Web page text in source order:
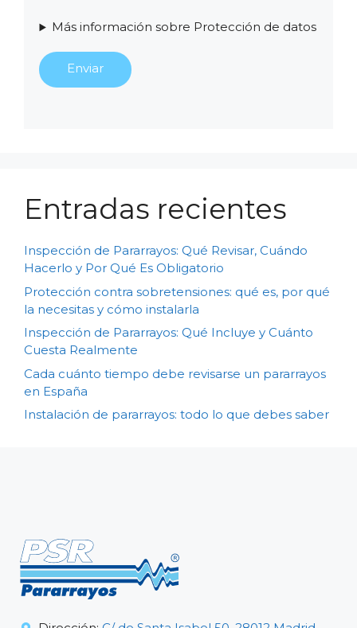
Más información sobre Protección de datos
Entradas recientes
Inspección de Pararrayos: Qué Revisar, Cuándo
Hacerlo y Por Qué Es Obligatorio
Protección contra sobretensiones: qué es, por qué
la necesitas y cómo instalarla
Inspección de Pararrayos: Qué Incluye y Cuánto
Cuesta Realmente
Cada cuánto tiempo debe revisarse un pararrayos
en España
Instalación de pararrayos: todo lo que debes saber